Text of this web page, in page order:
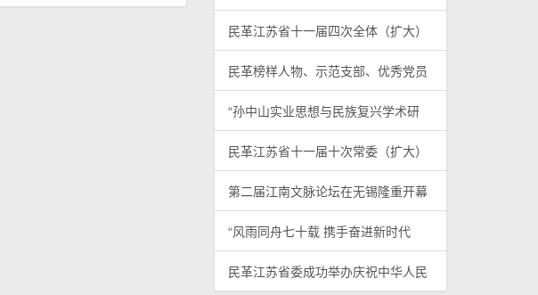
民革江苏省十一届四次全体（扩大）
民革榜样人物、示范支部、优秀党员
“孙中山实业思想与民族复兴学术研
民革江苏省十一届十次常委（扩大）
第二届江南文脉论坛在无锡隆重开幕
“风雨同舟七十载 携手奋进新时代
民革江苏省委成功举办庆祝中华人民